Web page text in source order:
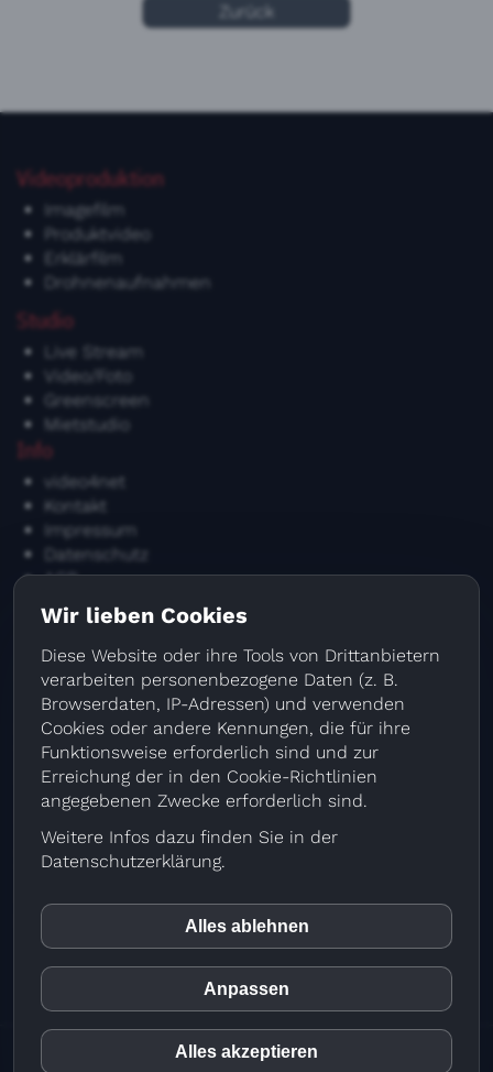
Zurück
Videoproduktion
Imagefilm
Produktvideo
Erklärfilm
Drohnenaufnahmen
Studio
Live Stream
Video/Foto
Greenscreen
Mietstudio
Info
video4net
Kontakt
Impressum
Datenschutz
AGB
Blog
Aktuelles & Tipps
Firmensitz
Greiner coaching & media GmbH
Stadlberg 1 | 94344 Wiesenfelden
Telefon09966-3769995
info@video4net.de
Büro München
Am Forst 2 | 82166 Gräfelfing / München
Telefon 089-65102150
info@video4net.de
© 2026 Greiner coaching & media GmbH |
Wir lieben Cookies
Diese Website oder ihre Tools von Drittanbietern
verarbeiten personenbezogene Daten (z. B.
Browserdaten, IP-Adressen) und verwenden
Cookies oder andere Kennungen, die für ihre
Funktionsweise erforderlich sind und zur
Erreichung der in den Cookie-Richtlinien
angegebenen Zwecke erforderlich sind.
Weitere Infos dazu finden Sie in der
Datenschutzerklärung.
Matomo (Piwik)
Alles ablehnen
Anpassen
Alles akzeptieren